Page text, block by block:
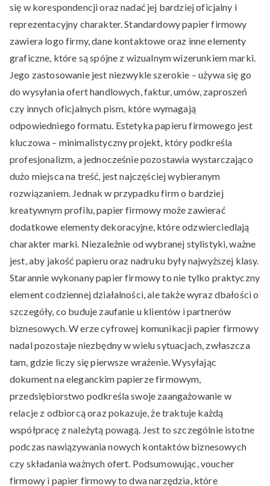
się w korespondencji oraz nadać jej bardziej oficjalny i
reprezentacyjny charakter. Standardowy papier firmowy
zawiera logo firmy, dane kontaktowe oraz inne elementy
graficzne, które są spójne z wizualnym wizerunkiem marki.
Jego zastosowanie jest niezwykle szerokie – używa się go
do wysyłania ofert handlowych, faktur, umów, zaproszeń
czy innych oficjalnych pism, które wymagają
odpowiedniego formatu. Estetyka papieru firmowego jest
kluczowa – minimalistyczny projekt, który podkreśla
profesjonalizm, a jednocześnie pozostawia wystarczająco
dużo miejsca na treść, jest najczęściej wybieranym
rozwiązaniem. Jednak w przypadku firm o bardziej
kreatywnym profilu, papier firmowy może zawierać
dodatkowe elementy dekoracyjne, które odzwierciedlają
charakter marki. Niezależnie od wybranej stylistyki, ważne
jest, aby jakość papieru oraz nadruku były najwyższej klasy.
Starannie wykonany papier firmowy to nie tylko praktyczny
element codziennej działalności, ale także wyraz dbałości o
szczegóły, co buduje zaufanie u klientów i partnerów
biznesowych. W erze cyfrowej komunikacji papier firmowy
nadal pozostaje niezbędny w wielu sytuacjach, zwłaszcza
tam, gdzie liczy się pierwsze wrażenie. Wysyłając
dokument na eleganckim papierze firmowym,
przedsiębiorstwo podkreśla swoje zaangażowanie w
relacje z odbiorcą oraz pokazuje, że traktuje każdą
współpracę z należytą powagą. Jest to szczególnie istotne
podczas nawiązywania nowych kontaktów biznesowych
czy składania ważnych ofert. Podsumowując, voucher
firmowy i papier firmowy to dwa narzędzia, które